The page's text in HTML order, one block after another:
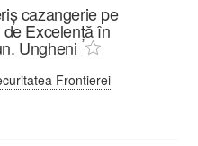
cazangerie pe
Excelență în
Ungheni
Frontierei